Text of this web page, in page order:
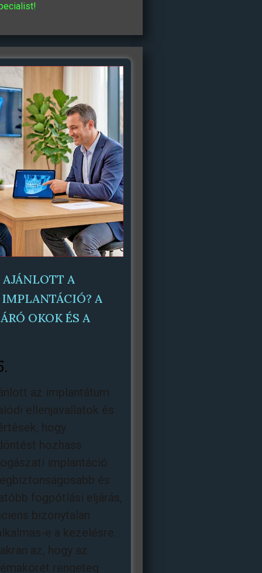
A
A
OKOK ÉS A
az implantátum
ellenjavallatok és
hogy
hozhass
implantáció
és
fogpótlási eljárás,
bizonytalan
e a kezelésre.
az, hogy az
rengeteg